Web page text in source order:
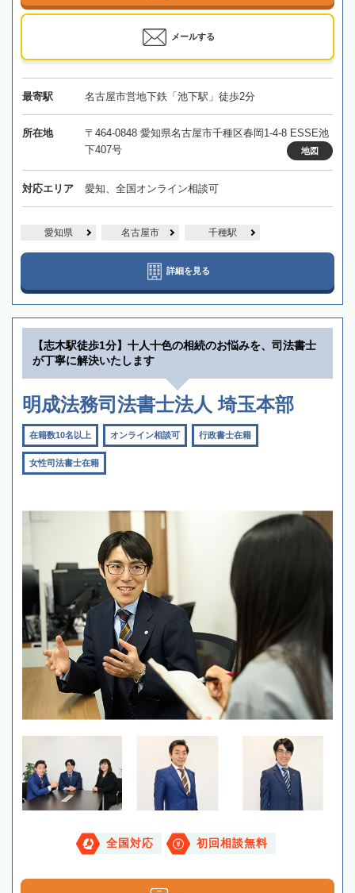
メールする
最寄駅 名古屋市営地下鉄「池下駅」徒歩2分
所在地
〒464-0848 愛知県名古屋市千種区春岡1-4-8 ESSE池
下407号
地図
対応エリア 愛知、全国オンライン相談可
愛知県 名古屋市 千種駅
詳細を見る
【志木駅徒歩1分】十人十色の相続のお悩みを、司法書士
が丁寧に解決いたします
明成法務司法書士法人 埼玉本部
在籍数10名以上 オンライン相談可 行政書士在籍
女性司法書士在籍
全国対応 初回相談無料